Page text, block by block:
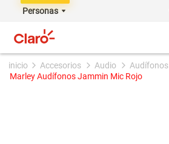
Personas
accesorios audio
audífonos
Marley Audífonos Jammin Mic Rojo